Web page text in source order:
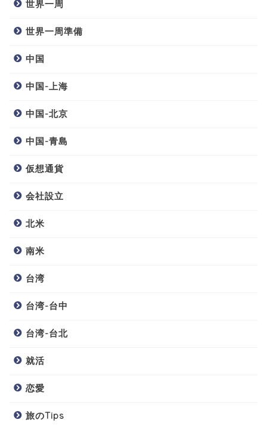
世界一周
世界一周準備
中国
中国-上海
中国-北京
中国-青島
仮想通貨
会社設立
北米
南米
台湾
台湾-台中
台湾-台北
就活
恋愛
旅のTips